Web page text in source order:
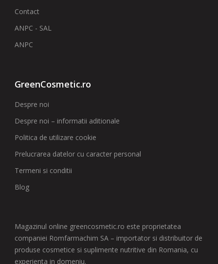
Contact
ANPC - SAL
ANPC
GreenCosmetic.ro
Despre noi
Despre noi – informatii aditionale
Politica de utilizare cookie
Prelucrarea datelor cu caracter personal
Termeni si conditii
Blog
Magazinul online greencosmetic.ro este proprietatea
companiei Romfarmachim SA – importator si distribuitor de
produse cosmetice si suplimente nutritive din Romania, cu
experienta in domeniu.